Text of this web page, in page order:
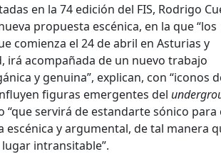
en la 74 edición del FIS, Rodrigo
propuesta escénica, en la que “los
comienza el 24 de abril en Asturias y
irá acompañada de un nuevo trabajo
y genuina”, explican, con “iconos
figuras emergentes del
servirá de estandarte sónico para
y argumental, de tal manera
intransitable”.